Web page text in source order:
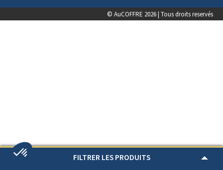
FILTRER LES PRODUITS
© AuCOFFRE 2026 | Tous droits reservés